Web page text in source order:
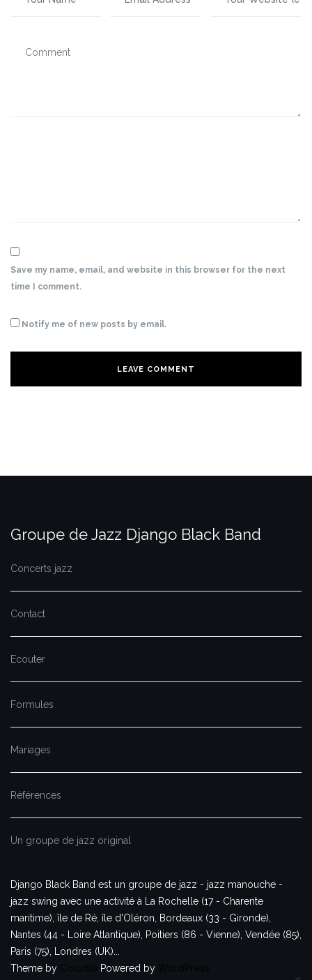
Save my name, email, and website in this browser for the next
time I comment.
Notify me of new posts by email.
Groupe de Jazz Django Black Band
Concerts jazz
Contact
Ecouter
Formules
Mariages
Références
Un groupe de jazz original
Django Black Band est un groupe de jazz - jazz manouche -
jazz swing avec une activité à La Rochelle (17 - Charente
maritime), île de Ré, île d'Oléron, Bordeaux (33 - Gironde),
Nantes (44 - Loire Atlantique), Poitiers (86 - Vienne), Vendée (85),
Paris (75), Londres (UK)...
Theme by
Powered by